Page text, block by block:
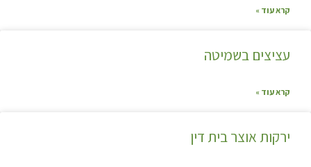
קרא עוד »
עציצים בשמיטה
קרא עוד »
ירקות אוצר בית דין